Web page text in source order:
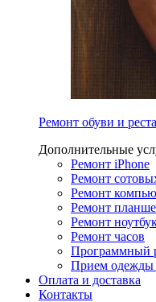
Ремонт обуви и
Дополнительные
Ремонт iPhone
Ремонт
Ремонт
Ремонт
Ремонт
Ремонт часов
Программный
Прием одежды
Оплата и доставка
Контакты